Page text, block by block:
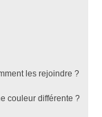
les rejoindre ?
couleur différente ?